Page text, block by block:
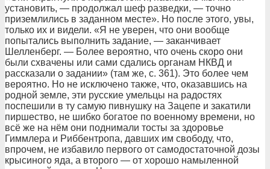
установить, — продолжал шеф разведки, — точно
приземлились в заданном месте». Но после этого, увы,
только их и видели. «Я не уверен, что они вообще
попытались выполнить задание, — заканчивает
Шелленберг. — Более вероятно, что очень скоро они
были схвачены или сами сдались органам НКВД и
рассказали о задании» (там же, с. 361). Это более чем
вероятно. Но не исключено также, что, оказавшись на
родной земле, эти русские умельцы на радостях
поспешили в ту самую пивнушку на Зацепе и закатили
пиршество, не шибко богатое по военному времени, но
всё же на нём они поднимали тосты за здоровье
Гиммлера и Риббентропа, давших им свободу, что,
впрочем, не избавило первого от самодостаточной дозы
крысиного яда, а второго — от хорошо намыленной